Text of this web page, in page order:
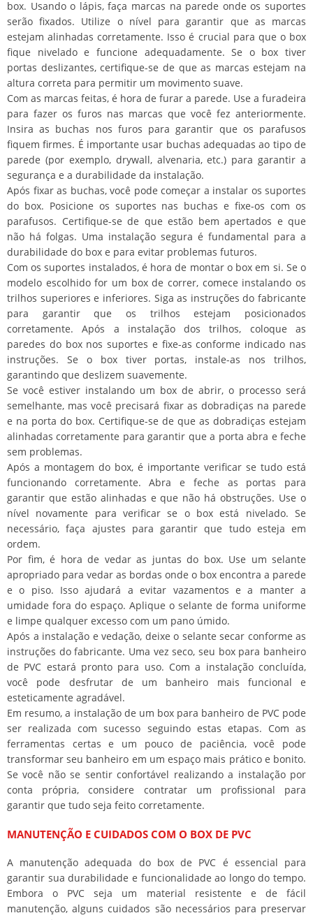
box. Usando o lápis, faça marcas na parede onde os suportes
serão fixados. Utilize o nível para garantir que as marcas
estejam alinhadas corretamente. Isso é crucial para que o box
fique nivelado e funcione adequadamente. Se o box tiver
portas deslizantes, certifique-se de que as marcas estejam na
altura correta para permitir um movimento suave.
Com as marcas feitas, é hora de furar a parede. Use a furadeira
para fazer os furos nas marcas que você fez anteriormente.
Insira as buchas nos furos para garantir que os parafusos
fiquem firmes. É importante usar buchas adequadas ao tipo de
parede (por exemplo, drywall, alvenaria, etc.) para garantir a
segurança e a durabilidade da instalação.
Após fixar as buchas, você pode começar a instalar os suportes
do box. Posicione os suportes nas buchas e fixe-os com os
parafusos. Certifique-se de que estão bem apertados e que
não há folgas. Uma instalação segura é fundamental para a
durabilidade do box e para evitar problemas futuros.
Com os suportes instalados, é hora de montar o box em si. Se o
modelo escolhido for um box de correr, comece instalando os
trilhos superiores e inferiores. Siga as instruções do fabricante
para garantir que os trilhos estejam posicionados
corretamente. Após a instalação dos trilhos, coloque as
paredes do box nos suportes e fixe-as conforme indicado nas
instruções. Se o box tiver portas, instale-as nos trilhos,
garantindo que deslizem suavemente.
Se você estiver instalando um box de abrir, o processo será
semelhante, mas você precisará fixar as dobradiças na parede
e na porta do box. Certifique-se de que as dobradiças estejam
alinhadas corretamente para garantir que a porta abra e feche
sem problemas.
Após a montagem do box, é importante verificar se tudo está
funcionando corretamente. Abra e feche as portas para
garantir que estão alinhadas e que não há obstruções. Use o
nível novamente para verificar se o box está nivelado. Se
necessário, faça ajustes para garantir que tudo esteja em
ordem.
Por fim, é hora de vedar as juntas do box. Use um selante
apropriado para vedar as bordas onde o box encontra a parede
e o piso. Isso ajudará a evitar vazamentos e a manter a
umidade fora do espaço. Aplique o selante de forma uniforme
e limpe qualquer excesso com um pano úmido.
Após a instalação e vedação, deixe o selante secar conforme as
instruções do fabricante. Uma vez seco, seu box para banheiro
de PVC estará pronto para uso. Com a instalação concluída,
você pode desfrutar de um banheiro mais funcional e
esteticamente agradável.
Em resumo, a instalação de um box para banheiro de PVC pode
ser realizada com sucesso seguindo estas etapas. Com as
ferramentas certas e um pouco de paciência, você pode
transformar seu banheiro em um espaço mais prático e bonito.
Se você não se sentir confortável realizando a instalação por
conta própria, considere contratar um profissional para
garantir que tudo seja feito corretamente.
MANUTENÇÃO E CUIDADOS COM O BOX DE PVC
A manutenção adequada do box de PVC é essencial para
garantir sua durabilidade e funcionalidade ao longo do tempo.
Embora o PVC seja um material resistente e de fácil
manutenção, alguns cuidados são necessários para preservar